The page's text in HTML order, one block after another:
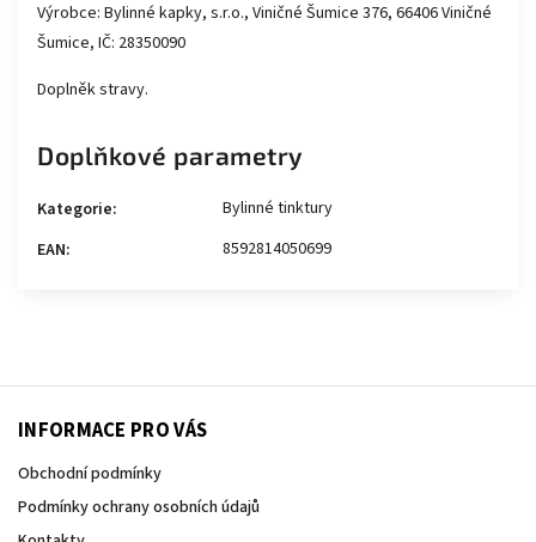
Výrobce: Bylinné kapky, s.r.o., Viničné Šumice 376, 66406 Viničné
Šumice, IČ: 28350090
Doplněk stravy.
Doplňkové parametry
Kategorie:
Bylinné tinktury
EAN: 8592814050699
INFORMACE PRO VÁS
Obchodní podmínky
Podmínky ochrany osobních údajů